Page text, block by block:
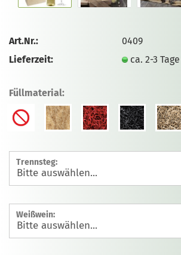
Art.Nr.:
0409
Lieferzeit:
ca. 2-3 Tage
Füllmaterial:
Trennsteg:
Weißwein: